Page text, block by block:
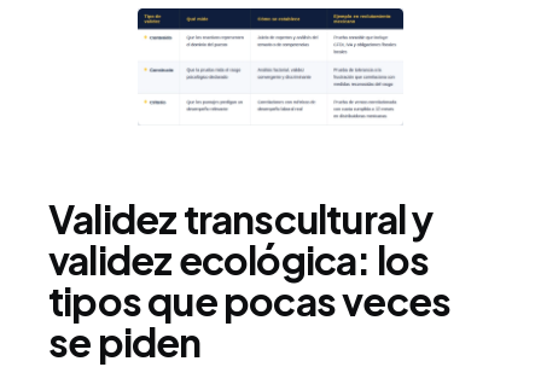
Validez transcultural y
validez ecológica: los
tipos que pocas veces
se piden